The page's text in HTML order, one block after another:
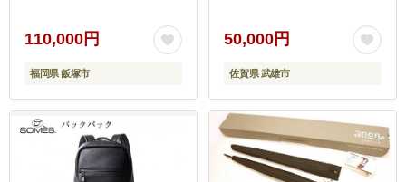
110,000円
福岡県 飯塚市
券 仕立て補助券 仕立補助
50,000円
佐賀県 武雄市